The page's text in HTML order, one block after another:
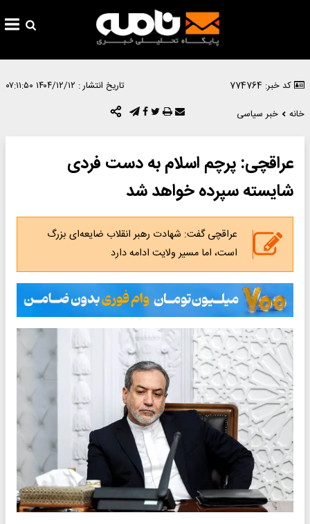
کد خبر: 774764 تاریخ انتشار : ۱۴۰۴/۱۲/۱۲ ۰۷:۱۱:۵۰
خانه
خبر سیاسی
عراقچی: پرچم اسلام به دست فردی
شایسته سپرده خواهد شد
عراقچی گفت: شهادت رهبر انقلاب ضایعه‌ای بزرگ
است، اما مسیر ولایت ادامه دارد